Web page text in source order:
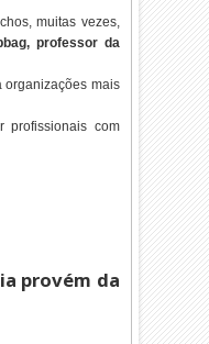
muitas vezes,
professor da
organizações mais
profissionais com
provém da